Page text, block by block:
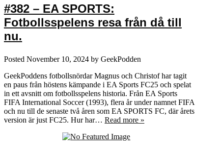
#382 – EA SPORTS:
Fotbollsspelens resa från då till
nu.
Posted November 10, 2024 by GeekPodden
GeekPoddens fotbollsnördar Magnus och Christof har tagit
en paus från höstens kämpande i EA Sports FC25 och spelat
in ett avsnitt om fotbollsspelens historia. Från EA Sports
FIFA International Soccer (1993), flera år under namnet FIFA
och nu till de senaste två åren som EA SPORTS FC, där årets
version är just FC25. Hur har… Read more »